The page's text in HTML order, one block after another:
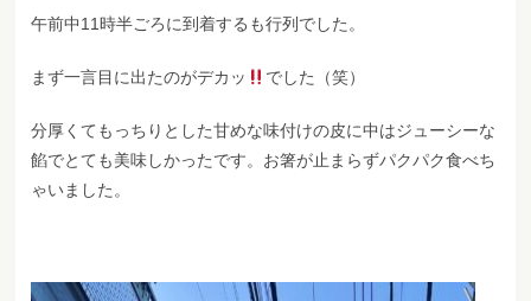
午前中11時半ごろに到着するも行列でした。
まず一言目に出たのがデカッ でした（笑）
分厚くてもっちりとした甘めな味付けの皮に中はジューシーな
餡でとても美味しかったです。お箸が止まらずパクパク食べち
ゃいました。